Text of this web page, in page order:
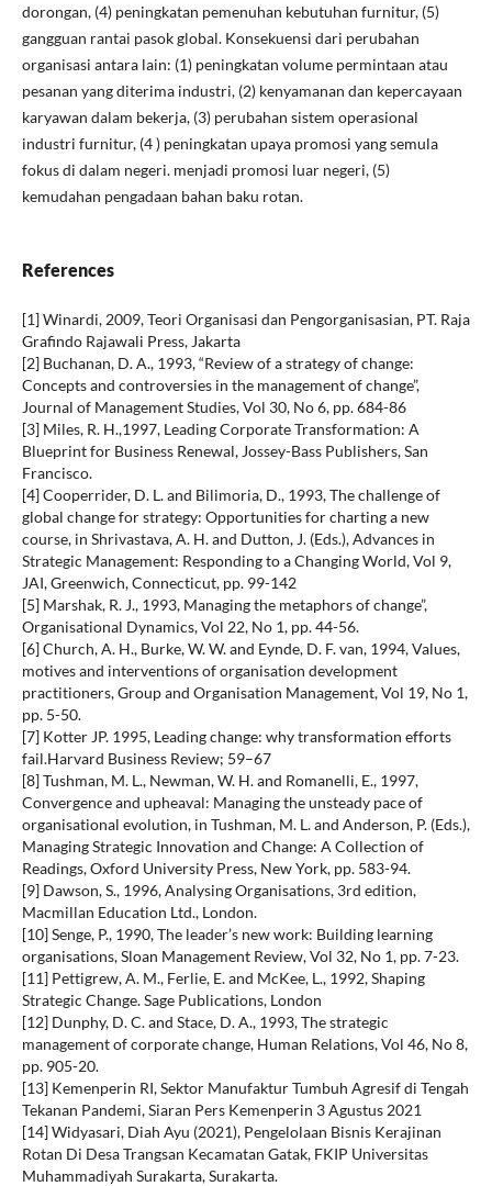
dorongan, (4) peningkatan pemenuhan kebutuhan furnitur, (5)
gangguan rantai pasok global. Konsekuensi dari perubahan
organisasi antara lain: (1) peningkatan volume permintaan atau
pesanan yang diterima industri, (2) kenyamanan dan kepercayaan
karyawan dalam bekerja, (3) perubahan sistem operasional
industri furnitur, (4 ) peningkatan upaya promosi yang semula
fokus di dalam negeri. menjadi promosi luar negeri, (5)
kemudahan pengadaan bahan baku rotan.
References
[1] Winardi, 2009, Teori Organisasi dan Pengorganisasian, PT. Raja
Grafindo Rajawali Press, Jakarta
[2] Buchanan, D. A., 1993, “Review of a strategy of change:
Concepts and controversies in the management of change”,
Journal of Management Studies, Vol 30, No 6, pp. 684-86
[3] Miles, R. H.,1997, Leading Corporate Transformation: A
Blueprint for Business Renewal, Jossey-Bass Publishers, San
Francisco.
[4] Cooperrider, D. L. and Bilimoria, D., 1993, The challenge of
global change for strategy: Opportunities for charting a new
course, in Shrivastava, A. H. and Dutton, J. (Eds.), Advances in
Strategic Management: Responding to a Changing World, Vol 9,
JAI, Greenwich, Connecticut, pp. 99-142
[5] Marshak, R. J., 1993, Managing the metaphors of change”,
Organisational Dynamics, Vol 22, No 1, pp. 44-56.
[6] Church, A. H., Burke, W. W. and Eynde, D. F. van, 1994, Values,
motives and interventions of organisation development
practitioners, Group and Organisation Management, Vol 19, No 1,
pp. 5-50.
[7] Kotter JP. 1995, Leading change: why transformation efforts
fail.Harvard Business Review; 59–67
[8] Tushman, M. L., Newman, W. H. and Romanelli, E., 1997,
Convergence and upheaval: Managing the unsteady pace of
organisational evolution, in Tushman, M. L. and Anderson, P. (Eds.),
Managing Strategic Innovation and Change: A Collection of
Readings, Oxford University Press, New York, pp. 583-94.
[9] Dawson, S., 1996, Analysing Organisations, 3rd edition,
Macmillan Education Ltd., London.
[10] Senge, P., 1990, The leader’s new work: Building learning
organisations, Sloan Management Review, Vol 32, No 1, pp. 7-23.
[11] Pettigrew, A. M., Ferlie, E. and McKee, L., 1992, Shaping
Strategic Change. Sage Publications, London
[12] Dunphy, D. C. and Stace, D. A., 1993, The strategic
management of corporate change, Human Relations, Vol 46, No 8,
pp. 905-20.
[13] Kemenperin RI, Sektor Manufaktur Tumbuh Agresif di Tengah
Tekanan Pandemi, Siaran Pers Kemenperin 3 Agustus 2021
[14] Widyasari, Diah Ayu (2021), Pengelolaan Bisnis Kerajinan
Rotan Di Desa Trangsan Kecamatan Gatak, FKIP Universitas
Muhammadiyah Surakarta, Surakarta.